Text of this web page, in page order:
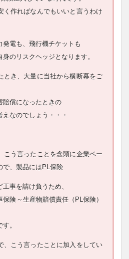
作ればなんでもいいと言うわけ
発電も、飛行機チケットも
のリスクヘッジとなります。
とき、大量に当社から横断幕をご
賠償になったときの
なのでしょう・・・
こう言ったことを念頭に企業ベー
で、製品にはPL保険
事を請け負うため、
険～生産物賠償責任（PL保険）
。
、こう言ったことに加入をしてい